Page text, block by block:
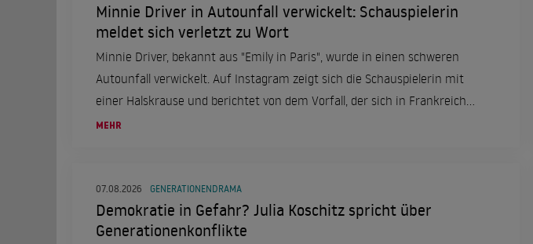
Minnie Driver in Autounfall verwickelt: Schauspielerin
meldet sich verletzt zu Wort
Minnie Driver, bekannt aus "Emily in Paris", wurde in einen schweren
Autounfall verwickelt. Auf Instagram zeigt sich die Schauspielerin mit
einer Halskrause und berichtet von dem Vorfall, der sich in Frankreich
ereignete.
MEHR
07.08.2026 GENERATIONENDRAMA
Demokratie in Gefahr? Julia Koschitz spricht über
Generationenkonflikte